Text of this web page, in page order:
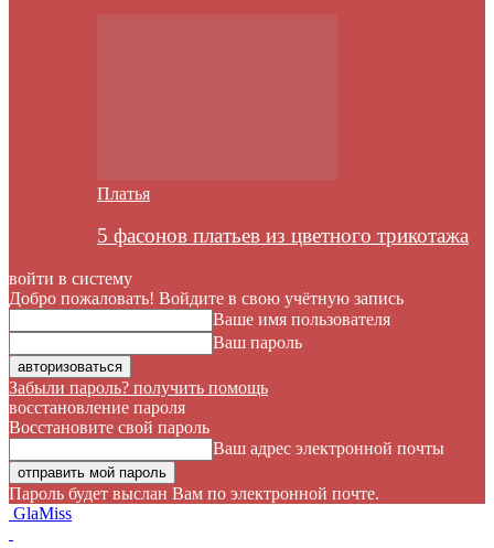
Платья
5 фасонов платьев из цветного трикотажа
войти в систему
Добро пожаловать! Войдите в свою учётную запись
Ваше имя пользователя
Ваш пароль
Забыли пароль? получить помощь
восстановление пароля
Восстановите свой пароль
Ваш адрес электронной почты
Пароль будет выслан Вам по электронной почте.
GlaMiss